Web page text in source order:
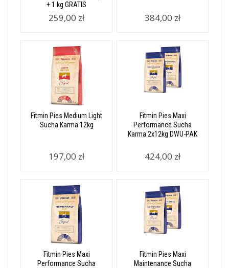
+ 1 kg GRATIS
259,00 zł 384,00 zł
Fitmin Pies Medium Light
Sucha Karma 12kg
197,00 zł
Fitmin Pies Maxi
Performance Sucha
Karma 2x12kg DWU-PAK
424,00 zł
Fitmin Pies Maxi
Performance Sucha
Fitmin Pies Maxi
Maintenance Sucha